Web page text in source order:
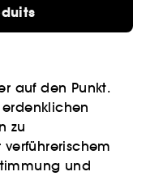
auf den Punkt.
zu
und